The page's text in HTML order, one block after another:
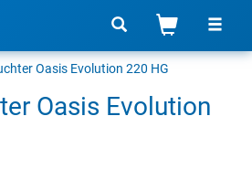
Oasis Evolution 220 HG
Oasis Evolution